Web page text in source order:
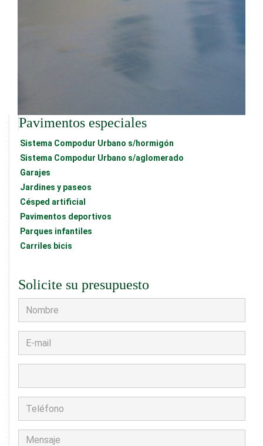
Pavimentos especiales
Sistema Compodur Urbano s/hormigón
Sistema Compodur Urbano s/aglomerado
Garajes
Jardines y paseos
Césped artificial
Pavimentos deportivos
Parques infantiles
Carriles bicis
Solicite su presupuesto